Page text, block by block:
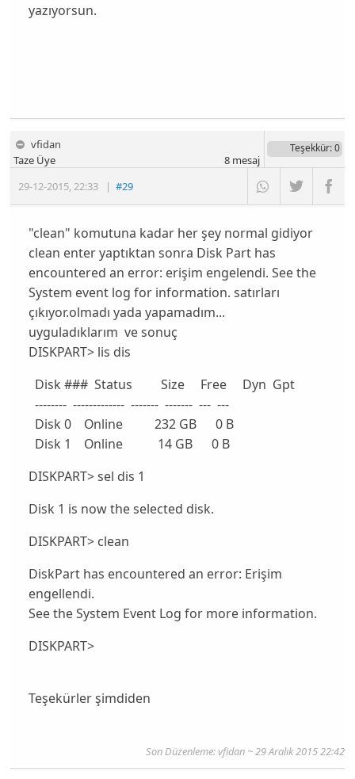
yazıyorsun.
vfidan
29-12-2015,22:33 |#29
Taze Üye
Teşekkür: 0
8mesaj
"clean" komutuna kadar her şey normal gidiyor
clean enter yaptıktan sonra Disk Part has
encountered an error: erişim engelendi. See the
System event log for information. satırları
çıkıyor.olmadı yada yapamadım...
uyguladıklarım ve sonuç
DISKPART> lis dis
Disk ### Status Size Free Dyn Gpt
-------- ------------- ------- ------- --- ---
Disk 0 Online 232 GB 0 B
Disk 1 Online 14 GB 0 B
DISKPART> sel dis 1
Disk 1 is now the selected disk.
DISKPART> clean
DiskPart has encountered an error: Erişim
engellendi.
See the System Event Log for more information.
DISKPART>
Teşekürler şimdiden
Son Düzenleme: vfidan ~ 29 Aralık 2015 22:42